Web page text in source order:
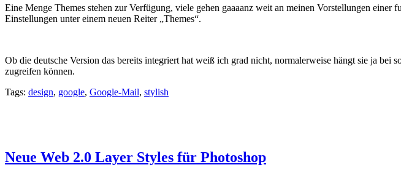
Eine Menge Themes stehen zur Verfügung, viele gehen gaaaanz weit an meinen Vorstellungen
Einstellungen unter einem neuen Reiter „Themes“.
Ob die deutsche Version das bereits integriert hat weiß ich grad nicht, normalerweise hängt sie ja
zugreifen können.
Tags: design, google, Google-Mail, stylish
Neue Web 2.0 Layer Styles für Photoshop